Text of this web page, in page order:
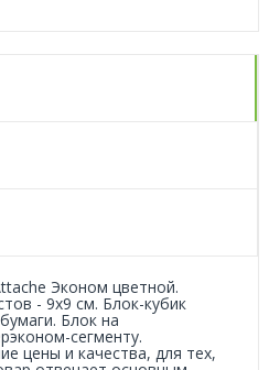
Эконом цветной.
- 9x9 см. Блок-кубик
Блок на
сегменту.
цены и качества, для тех,